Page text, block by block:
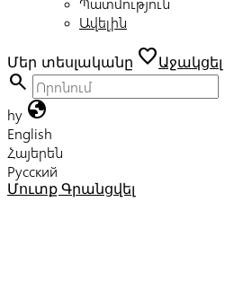
Ավելին
Մեր տեսլականը favoriteԱջակցել
search
hy globe
English
Հայերեն
Русский
Մուտք Գրանցվել